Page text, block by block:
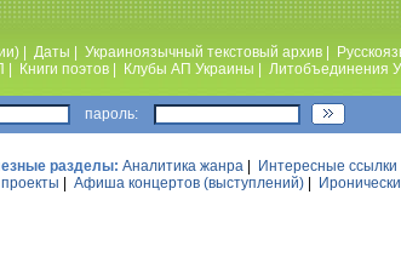
Даты Украиноязычный текстовый архив
Книги поэтов Клубы АП Украины Литобъединения
пароль:
разделы: Аналитика жанра Интересные ссылки
Афиша концертов (выступлений)